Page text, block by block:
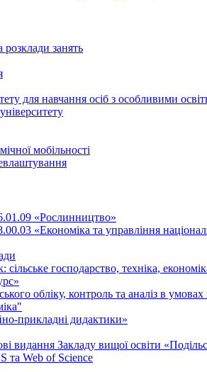
розклади занять
для навчання осіб з особливими
мобільності
«Рослинництво»
«Економіка та управління
господарство, техніка,
обліку, контроль та аналіз в умовах
прикладні дидактики»
видання Закладу вищої освіти
та Web of Science